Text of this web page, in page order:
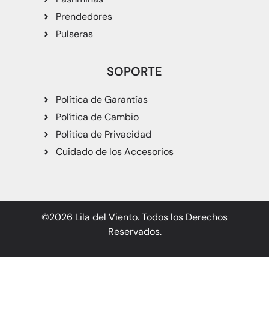
Prendedores
Pulseras
SOPORTE
Política de Garantías
Política de Cambio
Política de Privacidad
Cuidado de los Accesorios
©2026 Lila del Viento. Todos los Derechos
Reservados.